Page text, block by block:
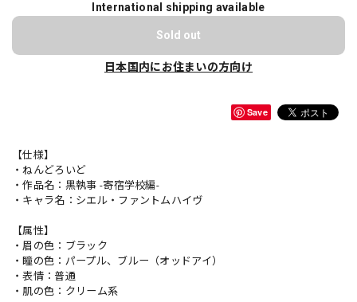
International shipping available
Sold out
日本国内にお住まいの方向け
Save
【仕様】
・ねんどろいど
・作品名：黒執事 -寄宿学校編-
・キャラ名：シエル・ファントムハイヴ
【属性】
・眉の色：ブラック
・瞳の色：パープル、ブルー（オッドアイ）
・表情：普通
・肌の色：クリーム系